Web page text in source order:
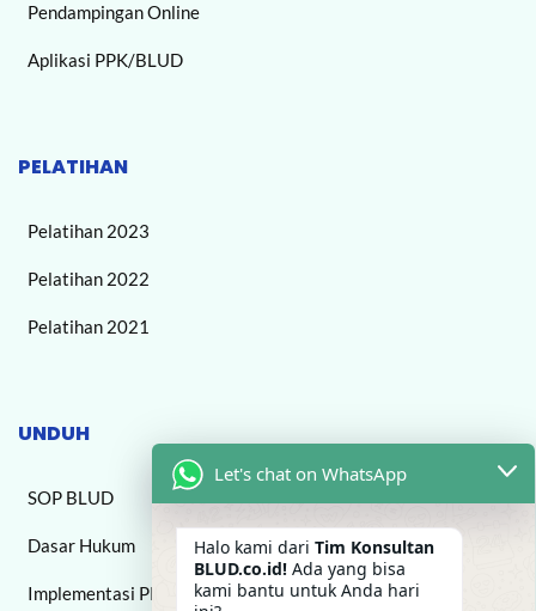
Pendampingan Online
Aplikasi PPK/BLUD
PELATIHAN
Pelatihan 2023
Pelatihan 2022
Pelatihan 2021
UNDUH
SOP BLUD
Dasar Hukum
Implementasi PPK BLUD
Let's chat on WhatsApp
Halo kami dari Tim Konsultan
BLUD.co.id! Ada yang bisa
kami bantu untuk Anda hari